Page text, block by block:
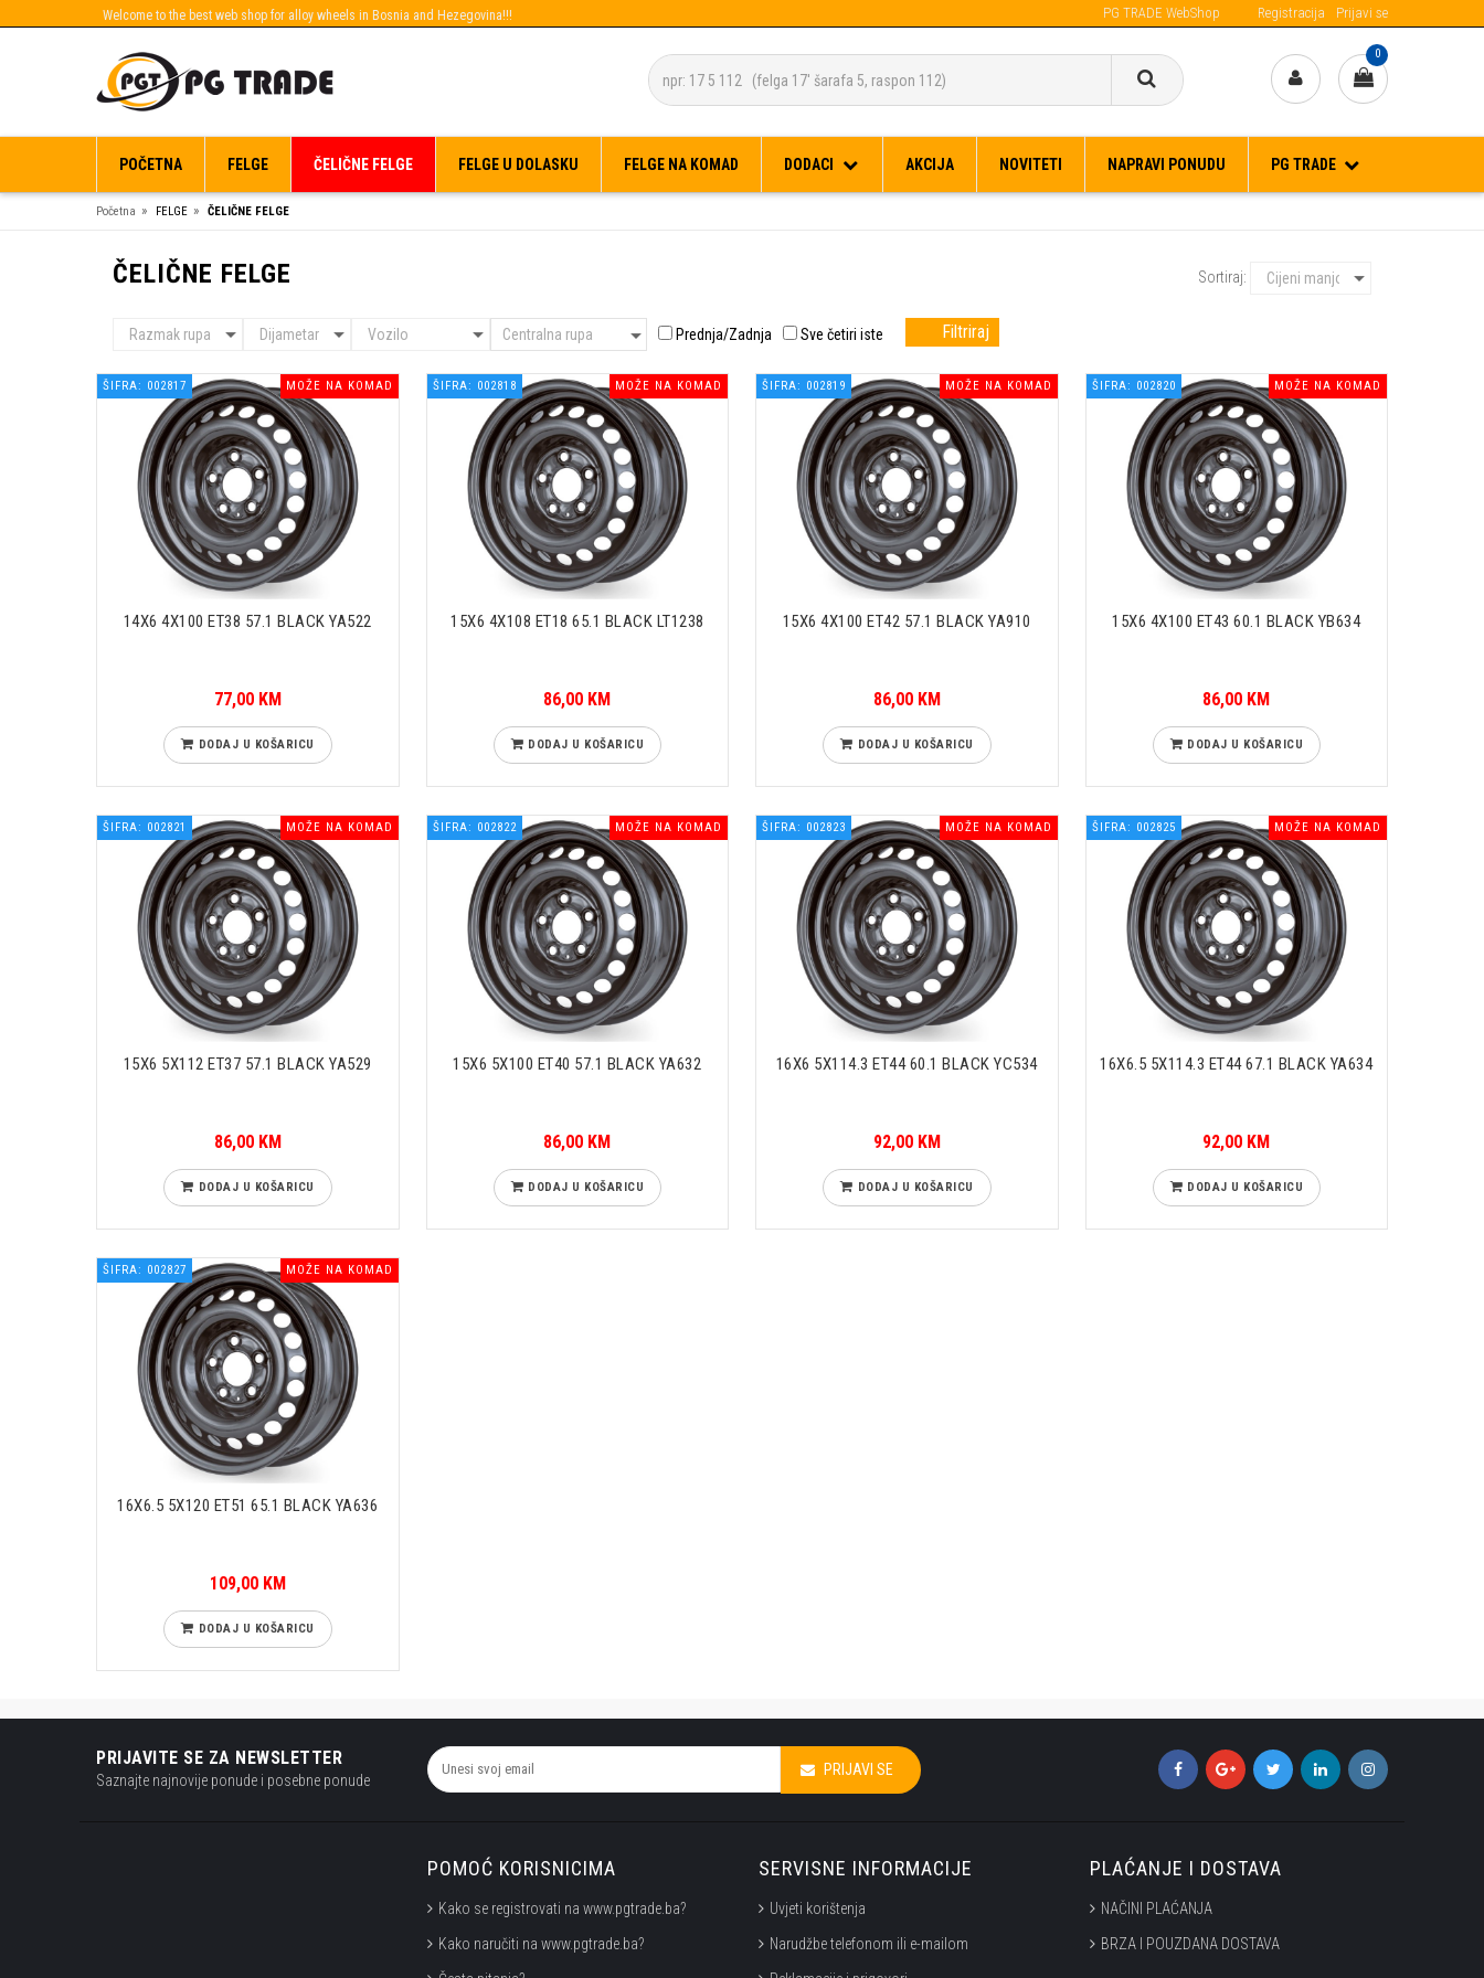
Welcome to the best web shop for alloy wheels in Bosnia and Hezegovina!!! Narudžbe primljene IZA 12:00h, šaljemo idući radni dan.
PG TRADE WebShop Registracija Prijavi se
0
POČETNA FELGE ČELIČNE FELGE FELGE U DOLASKU FELGE NA KOMAD DODACI AKCIJA NOVITETI NAPRAVI PONUDU PG TRADE
Početna » FELGE » ČELIČNE FELGE
ČELIČNE FELGE Sortiraj:
Centralna rupa Prednja/Zadnja Sve četiri iste Filtriraj
MOŽE NA KOMAD
ŠIFRA: 002817
14X6 4X100 ET38 57.1 BLACK YA522
77,00 KM
DODAJ U KOŠARICU
MOŽE NA KOMAD
ŠIFRA: 002818
15X6 4X108 ET18 65.1 BLACK LT1238
86,00 KM
DODAJ U KOŠARICU
MOŽE NA KOMAD
ŠIFRA: 002819
15X6 4X100 ET42 57.1 BLACK YA910
86,00 KM
DODAJ U KOŠARICU
MOŽE NA KOMAD
ŠIFRA: 002820
15X6 4X100 ET43 60.1 BLACK YB634
86,00 KM
DODAJ U KOŠARICU
MOŽE NA KOMAD
ŠIFRA: 002821
15X6 5X112 ET37 57.1 BLACK YA529
86,00 KM
DODAJ U KOŠARICU
MOŽE NA KOMAD
ŠIFRA: 002822
15X6 5X100 ET40 57.1 BLACK YA632
86,00 KM
DODAJ U KOŠARICU
MOŽE NA KOMAD
ŠIFRA: 002823
16X6 5X114.3 ET44 60.1 BLACK YC534
92,00 KM
DODAJ U KOŠARICU
MOŽE NA KOMAD
ŠIFRA: 002825
16X6.5 5X114.3 ET44 67.1 BLACK YA634
92,00 KM
DODAJ U KOŠARICU
MOŽE NA KOMAD
ŠIFRA: 002827
16X6.5 5X120 ET51 65.1 BLACK YA636
109,00 KM
DODAJ U KOŠARICU
PRIJAVITE SE ZA NEWSLETTER
Saznajte najnovije ponude i posebne ponude
PRIJAVI SE
POMOĆ KORISNICIMA
Kako se registrovati na www.pgtrade.ba?
Kako naručiti na www.pgtrade.ba?
SERVISNE INFORMACIJE
Uvjeti korištenja
Narudžbe telefonom ili e-mailom
PLAĆANJE I DOSTAVA
NAČINI PLAĆANJA
BRZA I POUZDANA DOSTAVA